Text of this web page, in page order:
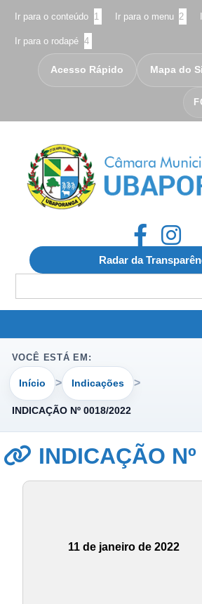
Ir para o conteúdo 1 Ir para o menu 2
Ir para o rodapé 4
Acesso Rápido Mapa do
Radar da
for:
VOCÊ ESTÁ EM:
Início Indicações
INDICAÇÃO Nº 0018/2022
INDICAÇÃO
11 de janeiro de 2022